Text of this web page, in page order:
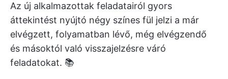
Az új alkalmazottak feladatairól gyors
áttekintést nyújtó négy színes fül jelzi a már
elvégzett, folyamatban lévő, még elvégzendő
és másoktól való visszajelzésre váró
feladatokat. 📚